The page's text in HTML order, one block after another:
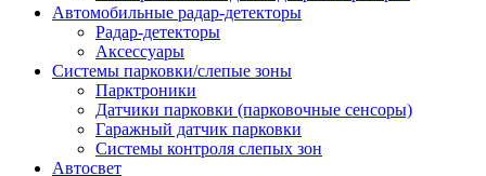
Автомобильные радар-детекторы
Радар-детекторы
Аксессуары
Системы парковки/слепые зоны
Парктроники
Датчики парковки (парковочные сенсоры)
Гаражный датчик парковки
Системы контроля слепых зон
Автосвет